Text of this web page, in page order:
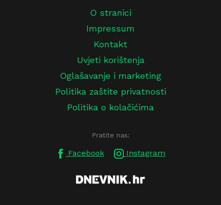
O stranici
Impressum
Kontakt
Uvjeti korištenja
Oglašavanje i marketing
Politika zaštite privatnosti
Politika o kolačićima
Pratite nas:
Facebook Instagram